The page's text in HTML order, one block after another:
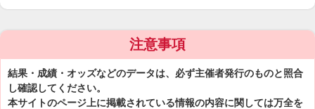
注意事項
結果・成績・オッズなどのデータは、必ず主催者発行のものと照合
し確認してください。
本サイトのページ上に掲載されている情報の内容に関しては万全を